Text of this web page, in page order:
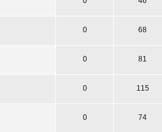
0 68
0 81
0 115
0 74